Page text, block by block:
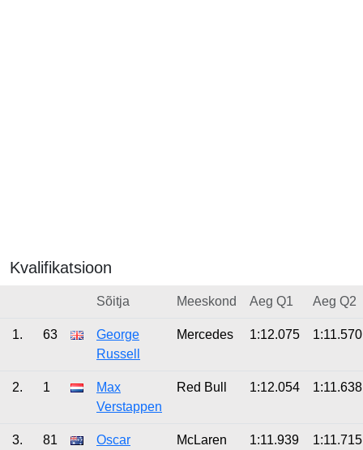
Kvalifikatsioon
Sõitja Meeskond Aeg Q1 Aeg Q2
1. 63
George
Russell
Mercedes 1:12.075 1:11.570
2. 1
Max
Verstappen
Red Bull 1:12.054 1:11.638
3. 81
Oscar
McLaren 1:11.939 1:11.715